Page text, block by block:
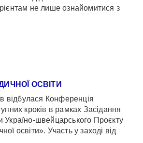
не лише ознайомитися з
ОСВІТИ
відбулася Конференція
кроків в рамках Засідання
Україно-швейцарського Проєкту
освіти». Участь у заході від